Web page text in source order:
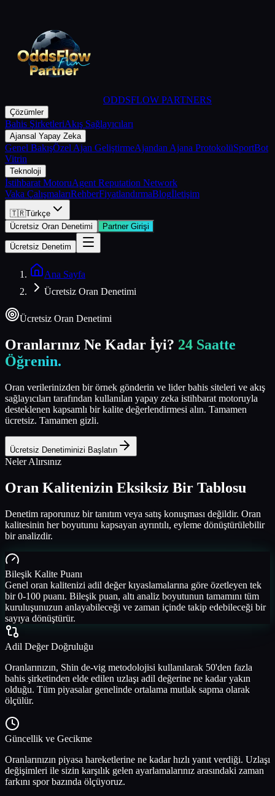
ODDSFLOW PARTNERS
Çözümler
Bahis ŞirketleriAkış Sağlayıcıları
Ajansal Yapay Zeka
Genel BakışÖzel Ajan GeliştirmeAjandan Ajana ProtokolüSportBot
Vitrin
Teknoloji
İstihbarat MotoruAgent Reputation Network
Vaka ÇalışmalarıRehberFiyatlandırmaBlogİletişim
🇹🇷Türkçe
Ücretsiz Oran Denetimi
Partner Girişi
Ücretsiz Denetim
Ana Sayfa
Ücretsiz Oran Denetimi
Ücretsiz Oran Denetimi
Oranlarınız Ne Kadar İyi? 24 Saatte
Öğrenin.
Oran verilerinizden bir örnek gönderin ve lider bahis siteleri ve akış
sağlayıcıları tarafından kullanılan yapay zeka istihbarat motoruyla
desteklenen kapsamlı bir kalite değerlendirmesi alın. Tamamen
ücretsiz. Tamamen gizli.
Ücretsiz Denetiminizi Başlatın
Neler Alırsınız
Oran Kalitenizin Eksiksiz Bir Tablosu
Denetim raporunuz bir tanıtım veya satış konuşması değildir. Oran
kalitesinin her boyutunu kapsayan ayrıntılı, eyleme dönüştürülebilir
bir analizdir.
Bileşik Kalite Puanı
Genel oran kalitenizi adil değer kıyaslamalarına göre özetleyen tek
bir 0-100 puanı. Bileşik puan, altı analiz boyutunun tamamını tüm
kuruluşunuzun anlayabileceği ve zaman içinde takip edebileceği bir
sayıya dönüştürür.
Adil Değer Doğruluğu
Oranlarınızın, Shin de-vig metodolojisi kullanılarak 50'den fazla
bahis şirketinden elde edilen uzlaşı adil değerine ne kadar yakın
olduğu. Tüm piyasalar genelinde ortalama mutlak sapma olarak
ölçülür.
Güncellik ve Gecikme
Oranlarınızın piyasa hareketlerine ne kadar hızlı yanıt verdiği. Uzlaşı
değişimleri ile sizin karşılık gelen ayarlamalarınız arasındaki zaman
farkını spor bazında ölçüyoruz.